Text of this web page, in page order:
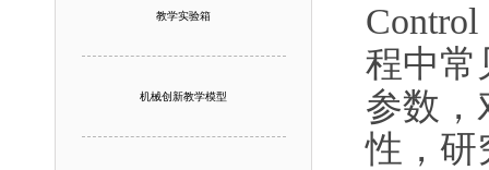
教学实验箱
机械创新教学模型
程中常
参数，
性，研